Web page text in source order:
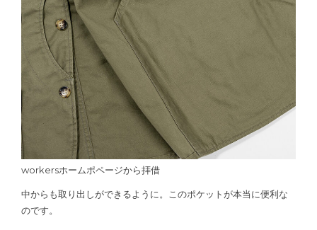
workersホームポページから拝借
中からも取り出しができるように。このポケットが本当に便利な
のです。